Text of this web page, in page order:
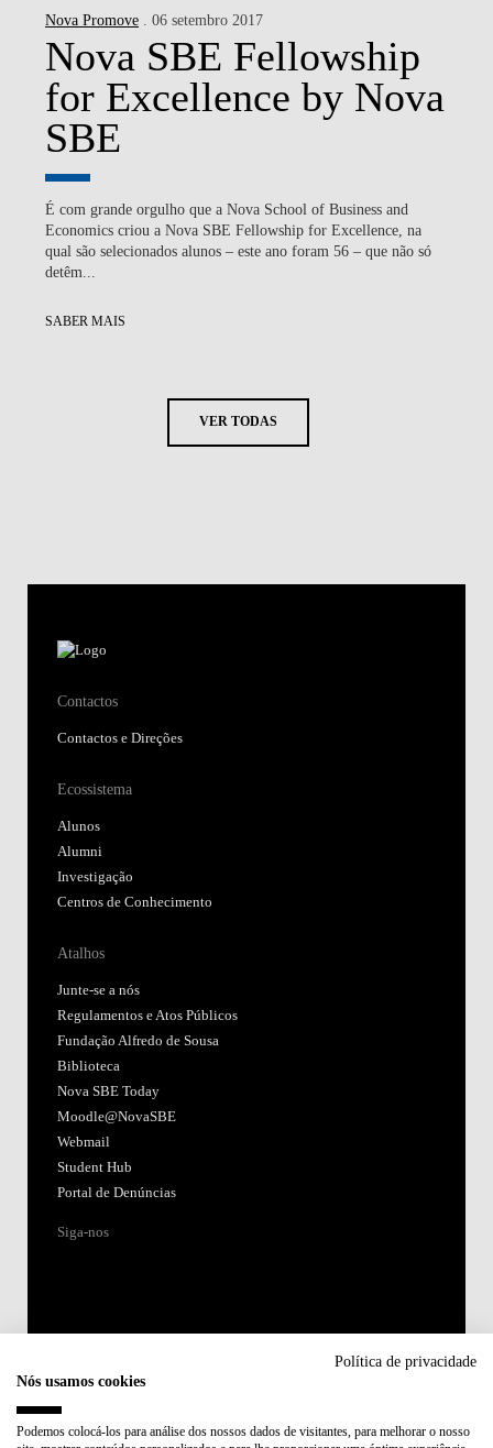
Nova Promove . 06 setembro 2017
Nova SBE Fellowship
for Excellence by Nova
SBE
É com grande orgulho que a Nova School of Business and
Economics criou a Nova SBE Fellowship for Excellence, na
qual são selecionados alunos – este ano foram 56 – que não só
detêm...
SABER MAIS
VER TODAS
Contactos
Contactos e Direções
Ecossistema
Alunos
Alumni
Investigação
Centros de Conhecimento
Atalhos
Junte-se a nós
Regulamentos e Atos Públicos
Fundação Alfredo de Sousa
Biblioteca
Nova SBE Today
Moodle@NovaSBE
Webmail
Student Hub
Portal de Denúncias
Siga-nos
Política de privacidade
Nós usamos cookies
Podemos colocá-los para análise dos nossos dados de visitantes, para melhorar o nosso